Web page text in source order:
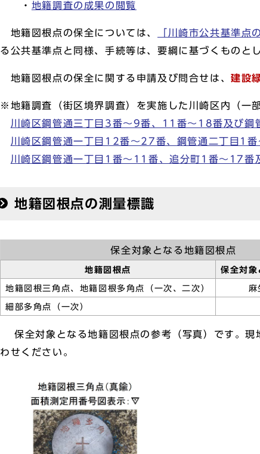
・ 地籍調査の成果の閲覧
地籍図根点の保全については、 「川崎市公共基準点
る公共基準点と同様、手続等は、要綱に基づくものと
地籍図根点の保全に関する申請及び問合せは、建設
※地籍調査（街区境界調査）を実施した川崎区内（一
川崎区鋼管通三丁目3番～9番、11番～18番及び
川崎区鋼管通一丁目12番～27番、鋼管通二丁目
川崎区鋼管通一丁目1番～11番、追分町1番～17
地籍図根点の測量標識
保全対象となる地籍図根点
地籍図根点 保全対象
地籍図根三角点、地籍図根多角点（一次、二次） 麻
細部多角点（一次）
保全対象となる地籍図根点の参考（写真）です。現
わせください。